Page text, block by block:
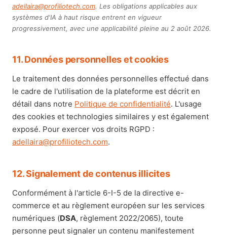
adellaira@profiliotech.com. Les obligations applicables aux
systèmes d'IA à haut risque entrent en vigueur
progressivement, avec une applicabilité pleine au 2 août 2026.
11. Données personnelles et cookies
Le traitement des données personnelles effectué dans
le cadre de l'utilisation de la plateforme est décrit en
détail dans notre Politique de confidentialité. L'usage
des cookies et technologies similaires y est également
exposé. Pour exercer vos droits RGPD :
adellaira@profiliotech.com.
12. Signalement de contenus illicites
Conformément à l'article 6-I-5 de la directive e-
commerce et au règlement européen sur les services
numériques (DSA, règlement 2022/2065), toute
personne peut signaler un contenu manifestement